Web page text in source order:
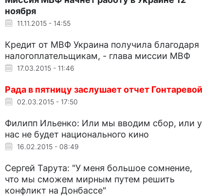
ноября
11.11.2015 - 14:55
Кредит от МВФ Украина получила благодаря
налогоплательщикам, - глава миссии МВФ
17.03.2015 - 11:46
Рада в пятницу заслушает отчет Гонтаревой
02.03.2015 - 17:50
Филипп Ильенко: Или мы вводим сбор, или у
нас не будет национального кино
16.02.2015 - 08:49
Сергей Тарута: "У меня большое сомнение,
что мы сможем мирным путем решить
конфликт на Донбассе"